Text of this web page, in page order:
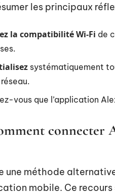
les principaux
la compatibilité Wi-Fi de
systématiquement
vous que l’application
connecter
une méthode
mobile. Ce